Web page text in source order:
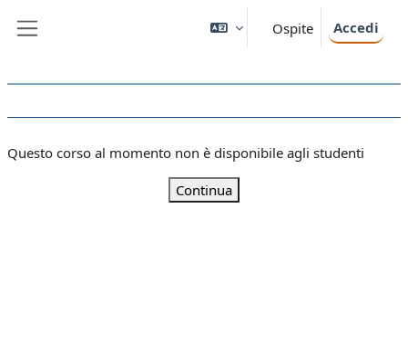
Ospite Accedi
Questo corso al momento non è disponibile agli studenti
Continua